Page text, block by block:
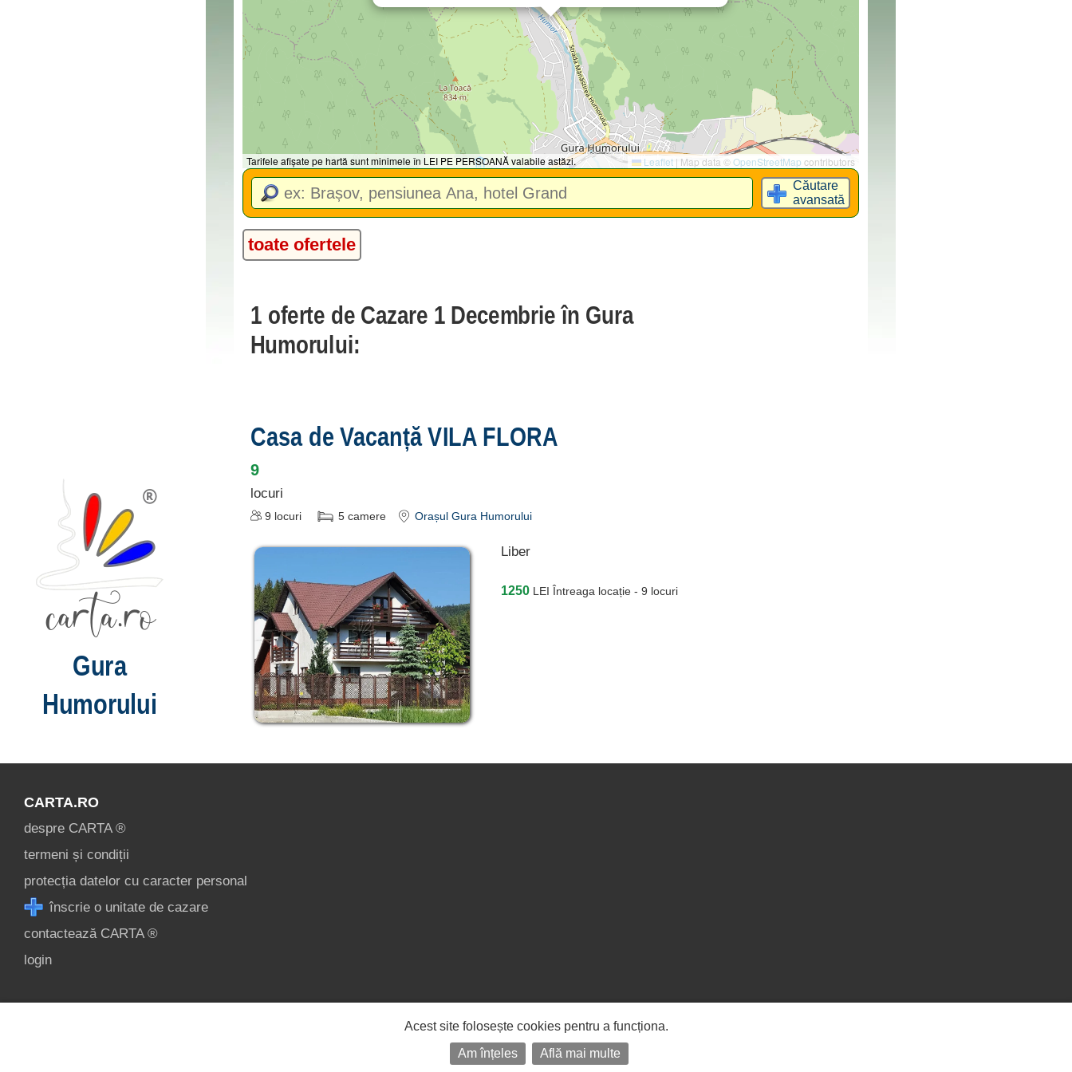
Tarifele afișate pe hartă sunt minimele în LEI PE PERSOANĂ valabile astăzi. Leaflet | Map data ©OpenStreetMap contributors
Căutare
avansată
toate ofertele
1 oferte de Cazare 1 Decembrie în Gura
Humorului:
Casa de Vacanță VILA FLORA
9
locuri
9 locuri 5 camere Orașul Gura Humorului
Liber
1250 LEI Întreaga locație - 9 locuri
Gura
Humorului
CARTA.RO
despre CARTA ®
termeni și condiții
protecția datelor cu caracter personal
înscrie o unitate de cazare
contactează CARTA ®
login
Acest site folosește cookies pentru a funcționa.
Am înțeles
Află mai multe